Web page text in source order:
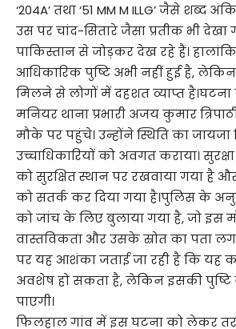
‘204A’ तथा ‘51 MM M ILLG’ जैसे शब्द
उस पर चांद-सितारे जैसा प्रतीक भी देखा
पाकिस्तान से जोड़कर देख रहे हैं।
आधिकारिक पुष्टि अभी नहीं हुई है,
मिलने से लोगों में दहशत व्याप्त
मनियर थाना प्रभारी अजय कुमार
मौके पर पहुंचे। उन्होंने स्थिति का
उच्चाधिकारियों को अवगत कराया।
को सुरक्षित स्थान पर रखवाया गया है
को सतर्क कर दिया गया है।पुलिस के
को जांच के लिए बुलाया गया है, जो इस
वास्तविकता और उसके स्रोत का पता
पर यह आशंका जताई जा रही है कि यह
अवशेष हो सकता है, लेकिन इसकी पुष्टि
पाएगी।
फिलहाल गांव में इस घटना को लेकर